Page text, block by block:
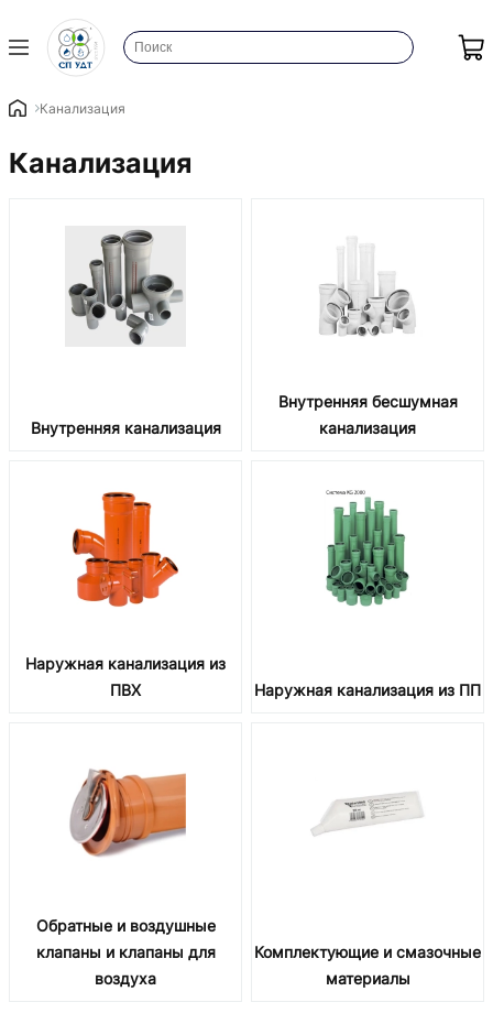
Канализация
Канализация
Внутренняя канализация
Внутренняя бесшумная
канализация
Наружная канализация из
ПВХ
Наружная канализация из ПП
Обратные и воздушные
клапаны и клапаны для
воздуха
Комплектующие и смазочные
материалы